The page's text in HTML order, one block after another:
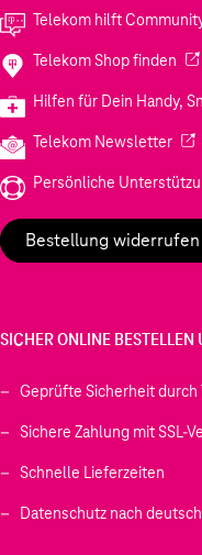
Telekom hilft
Telekom Shop finden
Hilfen für Dein Handy,
Telekom Newsletter
Persönliche
Bestellung widerrufen
SICHER ONLINE BESTELLEN
Geprüfte Sicherheit durch
Sichere Zahlung mit SSL-
Schnelle Lieferzeiten
Datenschutz nach